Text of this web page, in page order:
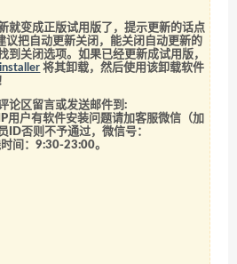
就变成正版试用版了，提示更新的话点
议把自动更新关闭，能关闭自动更新的
到关闭选项。如果已经更新成试用版，
将其卸载，然后使用该卸载软件
论区留言或发送邮件到:
用户有软件安装问题请加客服微信（加
ID否则不予通过，微信号：
间：9:30-23:00。